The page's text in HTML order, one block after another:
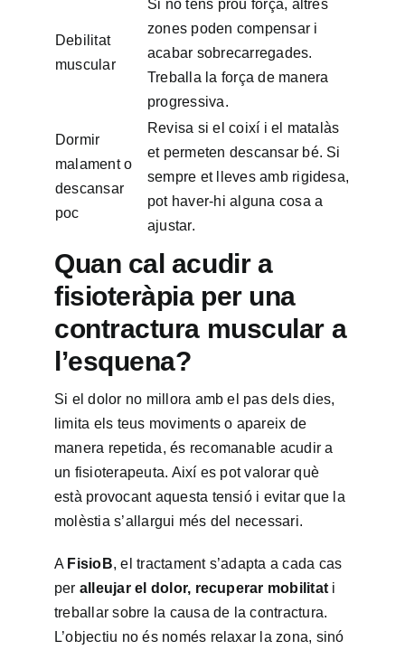
Debilitat
muscular
Si no tens prou força, altres
zones poden compensar i
acabar sobrecarregades.
Treballa la força de manera
progressiva.
Dormir
malament o
descansar
poc
Revisa si el coixí i el matalàs
et permeten descansar bé. Si
sempre et lleves amb rigidesa,
pot haver-hi alguna cosa a
ajustar.
Quan cal acudir a
fisioteràpia per una
contractura muscular a
l’esquena?
Si el dolor no millora amb el pas dels dies,
limita els teus moviments o apareix de
manera repetida, és recomanable acudir a
un fisioterapeuta. Així es pot valorar què
està provocant aquesta tensió i evitar que la
molèstia s’allargui més del necessari.
A FisioB, el tractament s’adapta a cada cas
per alleujar el dolor, recuperar mobilitat i
treballar sobre la causa de la contractura.
L’objectiu no és només relaxar la zona, sinó